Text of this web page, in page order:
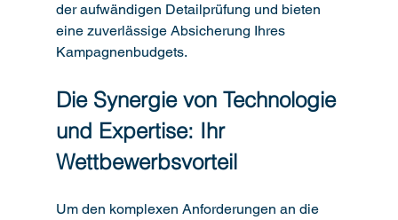
der aufwändigen Detailprüfung und bieten
eine zuverlässige Absicherung Ihres
Kampagnenbudgets.
Die Synergie von Technologie
und Expertise: Ihr
Wettbewerbsvorteil
Um den komplexen Anforderungen an die